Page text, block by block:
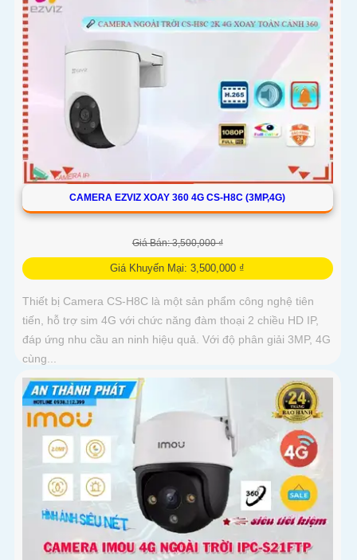
CAMERA EZVIZ XOAY 360 4G CS-H8C (3MP,4G)
Giá Bán: 3,500,000 ₫
Giá Khuyến Mại: 3,500,000 ₫
Thiết bị Camera CS-H8C là một sản phẩm công nghệ tiên
tiến, hỗ trợ sim 4G với chức năng đàm thoại 2 chiều HD IP,
đáp ứng nhu cầu an ninh hiệu quả. Với độ phân giải 3MP, 4G
cùng...